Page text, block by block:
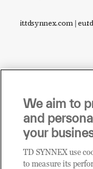
it.tdsynnex.com|
Sei un
i
We aim to
and
your
TD SYNNEX use
to measure its